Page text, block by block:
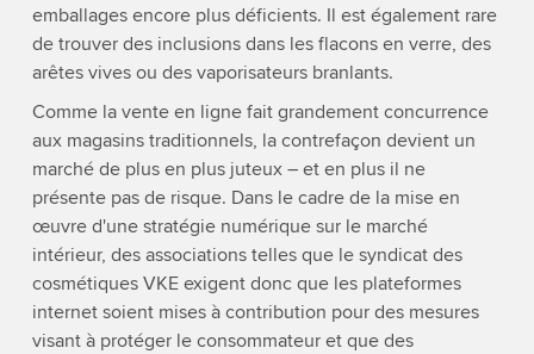
emballages encore plus déficients. Il est également rare
de trouver des inclusions dans les flacons en verre, des
arêtes vives ou des vaporisateurs branlants.
Comme la vente en ligne fait grandement concurrence
aux magasins traditionnels, la contrefaçon devient un
marché de plus en plus juteux – et en plus il ne
présente pas de risque. Dans le cadre de la mise en
œuvre d'une stratégie numérique sur le marché
intérieur, des associations telles que le syndicat des
cosmétiques VKE exigent donc que les plateformes
internet soient mises à contribution pour des mesures
visant à protéger le consommateur et que des